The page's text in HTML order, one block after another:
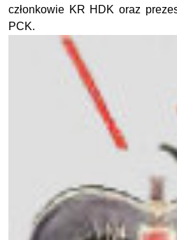
członkowie KR HDK oraz
PCK.